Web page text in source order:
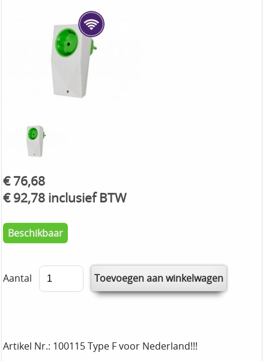
€ 76,68
€ 92,78 inclusief BTW
Beschikbaar
Aantal
Artikel Nr.: 100115 Type F voor Nederland!!!